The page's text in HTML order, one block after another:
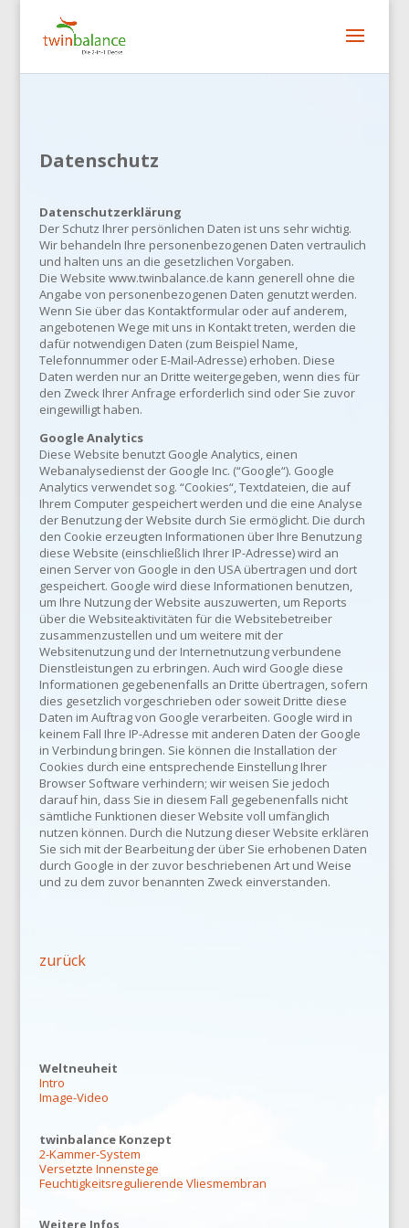
Datenschutz
Datenschutzerklärung
Der Schutz Ihrer persönlichen Daten ist uns sehr wichtig.
Wir behandeln Ihre personenbezogenen Daten vertraulich
und halten uns an die gesetzlichen Vorgaben.
Die Website www.twinbalance.de kann generell ohne die
Angabe von personenbezogenen Daten genutzt werden.
Wenn Sie über das Kontaktformular oder auf anderem,
angebotenen Wege mit uns in Kontakt treten, werden die
dafür notwendigen Daten (zum Beispiel Name,
Telefonnummer oder E-Mail-Adresse) erhoben. Diese
Daten werden nur an Dritte weitergegeben, wenn dies für
den Zweck Ihrer Anfrage erforderlich sind oder Sie zuvor
eingewilligt haben.
Google Analytics
Diese Website benutzt Google Analytics, einen
Webanalysedienst der Google Inc. (“Google“). Google
Analytics verwendet sog. “Cookies“, Textdateien, die auf
Ihrem Computer gespeichert werden und die eine Analyse
der Benutzung der Website durch Sie ermöglicht. Die durch
den Cookie erzeugten Informationen über Ihre Benutzung
diese Website (einschließlich Ihrer IP-Adresse) wird an
einen Server von Google in den USA übertragen und dort
gespeichert. Google wird diese Informationen benutzen,
um Ihre Nutzung der Website auszuwerten, um Reports
über die Websiteaktivitäten für die Websitebetreiber
zusammenzustellen und um weitere mit der
Websitenutzung und der Internetnutzung verbundene
Dienstleistungen zu erbringen. Auch wird Google diese
Informationen gegebenenfalls an Dritte übertragen, sofern
dies gesetzlich vorgeschrieben oder soweit Dritte diese
Daten im Auftrag von Google verarbeiten. Google wird in
keinem Fall Ihre IP-Adresse mit anderen Daten der Google
in Verbindung bringen. Sie können die Installation der
Cookies durch eine entsprechende Einstellung Ihrer
Browser Software verhindern; wir weisen Sie jedoch
darauf hin, dass Sie in diesem Fall gegebenenfalls nicht
sämtliche Funktionen dieser Website voll umfänglich
nutzen können. Durch die Nutzung dieser Website erklären
Sie sich mit der Bearbeitung der über Sie erhobenen Daten
durch Google in der zuvor beschriebenen Art und Weise
und zu dem zuvor benannten Zweck einverstanden.
zurück
Weltneuheit
Intro
Image-Video
twinbalance Konzept
2-Kammer-System
Versetzte Innenstege
Feuchtigkeitsregulierende Vliesmembran
Weitere Infos